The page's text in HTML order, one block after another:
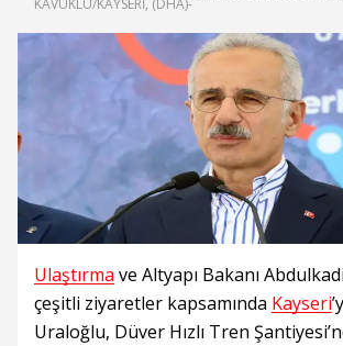
KAVUKLU/KAYSERİ, (DHA)-
Ulaştırma ve Altyapı Bakanı
çeşitli ziyaretler kapsamında Kayseri
Uraloğlu, Düver Hızlı Tren